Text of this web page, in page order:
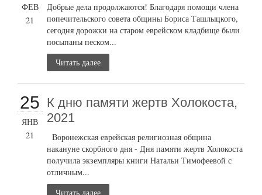
ФЕВ
21
Добрые дела продолжаются! Благодаря помощи члена
попечительского совета общины Бориса Ташлыцкого,
сегодня дорожки на старом еврейском кладбище были
посыпаны песком...
Читать далее
25
ЯНВ
21
К дню памяти жертв Холокоста,
2021
Воронежская еврейская религиозная община
накануне скорбного дня - Дня памяти жертв Холокоста
получила экземпляры книги Натальи Тимофеевой с
отличным...
Читать далее